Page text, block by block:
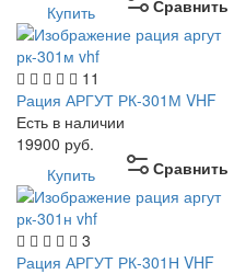
Сравнить
Купить
11
Рация АРГУТ РК-301М VHF
Есть в наличии
19900 руб.
Сравнить
Купить
3
Рация АРГУТ РК-301Н VHF